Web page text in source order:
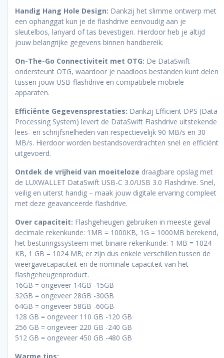
Handig Hang Hole Design: Dankzij het slimme ontwerp met
een ophanggat kun je de flashdrive eenvoudig aan je
sleutelbos, lanyard of tas bevestigen. Hierdoor heb je altijd
jouw belangrijke gegevens binnen handbereik.
On-The-Go Connectiviteit met OTG: De DataSwift
ondersteunt OTG, waardoor je naadloos bestanden kunt delen
tussen jouw USB-flashdrive en compatibele mobiele
apparaten.
Efficiënte Gegevensprestaties: Dankzij Efficient DPS (Data
Processing System) levert de DataSwift Flashdrive uitstekende
lees- en schrijfsnelheden van respectievelijk 90 MB/s en 30
MB/s. Hierdoor worden bestandsoverdrachten snel en efficiënt
uitgevoerd.
Ontdek de vrijheid van moeiteloze draagbare opslag met
de LUXWALLET DataSwift USB-C 3.0/USB 3.0 Flashdrive. Snel,
veilig en uiterst handig – maak jouw digitale ervaring compleet
met deze geavanceerde flashdrive.
Over capaciteit: Flashgeheugen gebruiken in meeste geval
decimale rekenkunde: 1MB = 1000KB, 1G = 1000MB berekend,
het besturingssysteem met binaire rekenkunde: 1 MB = 1024
KB, 1 GB = 1024 MB; er zijn dus enkele verschillen tussen de
weergavecapaciteit en de nominale capaciteit van het
flashgeheugenproduct.
16GB = ongeveer 14GB -15GB
32GB = ongeveer 28GB -30GB
64GB = ongeveer 58GB -60GB
128 GB = ongeveer 110 GB -120 GB
256 GB = ongeveer 220 GB -240 GB
512 GB = ongeveer 450 GB -480 GB